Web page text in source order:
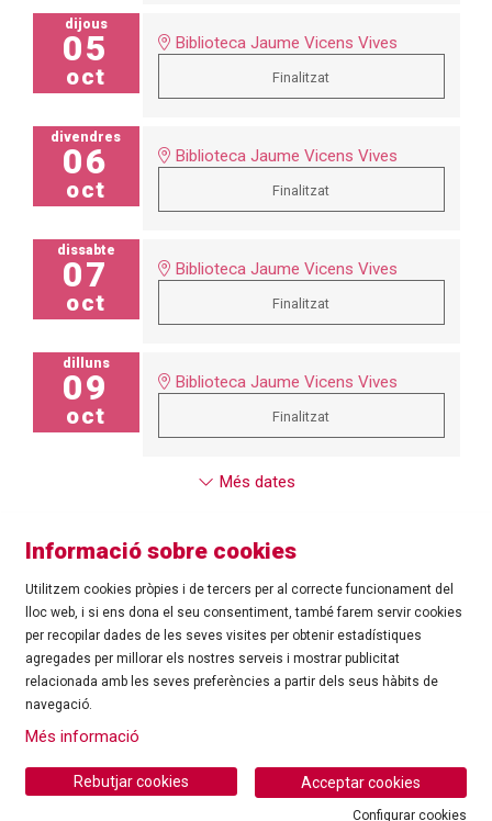
dijous
05
oct
Biblioteca Jaume Vicens Vives
Finalitzat
divendres
06
oct
Biblioteca Jaume Vicens Vives
Finalitzat
dissabte
07
oct
Biblioteca Jaume Vicens Vives
Finalitzat
dilluns
09
oct
Biblioteca Jaume Vicens Vives
Finalitzat
Més dates
©Ajuntament de Roses| C/ Tarragona, 81 | 17480 ROSES
Tel.: 972 25 24 00 |cultura@roses.cat
Sitemap | Ús de Cookies
Informació sobre cookies
Utilitzem cookies pròpies i de tercers per al correcte funcionament del
lloc web, i si ens dona el seu consentiment, també farem servir cookies
per recopilar dades de les seves visites per obtenir estadístiques
agregades per millorar els nostres serveis i mostrar publicitat
relacionada amb les seves preferències a partir dels seus hàbits de
navegació.
Més informació
Acceptar cookies
Rebutjar cookies
Configurar cookies